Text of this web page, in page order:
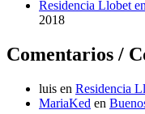
Residencia Llobet
2018
Comentarios /
luis en Residencia
MariaKed en